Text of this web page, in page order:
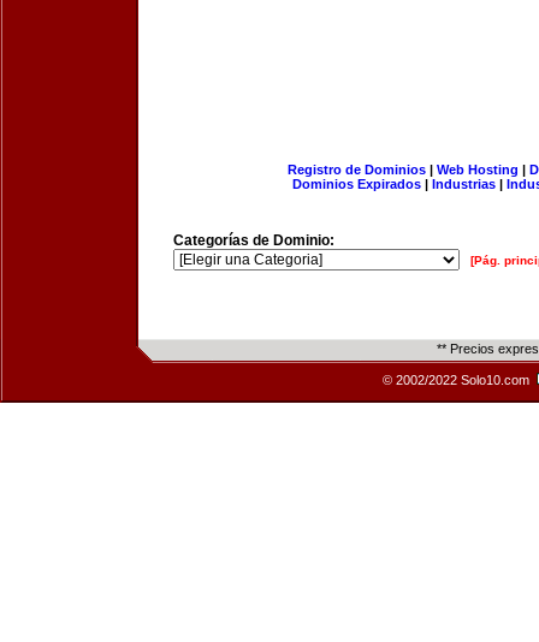
Registro de Dominios| Web Hosting |
Dominios Expirados | Industrias |
Categorías de Dominio:
[Pág.
** Precios
© 2002/2022 Solo10.com